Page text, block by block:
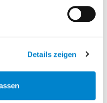
Details zeigen